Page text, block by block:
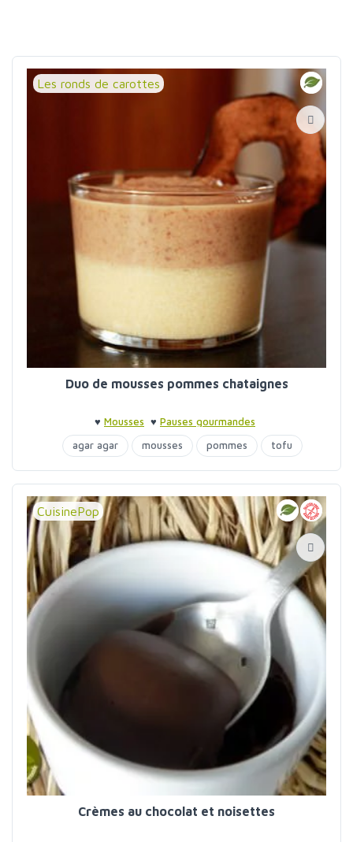
Les ronds de carottes
Duo de mousses pommes chataignes
♥ Mousses ♥ Pauses gourmandes
agar agar
mousses pommes tofu
CuisinePop
Crèmes au chocolat et noisettes